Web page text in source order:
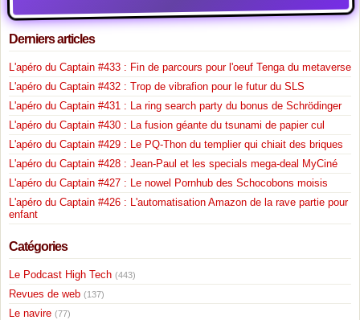
Derniers articles
L'apéro du Captain #433 : Fin de parcours pour l'oeuf Tenga du metaverse
L'apéro du Captain #432 : Trop de vibrafion pour le futur du SLS
L'apéro du Captain #431 : La ring search party du bonus de Schrödinger
L'apéro du Captain #430 : La fusion géante du tsunami de papier cul
L'apéro du Captain #429 : Le PQ-Thon du templier qui chiait des briques
L'apéro du Captain #428 : Jean-Paul et les specials mega-deal MyCiné
L'apéro du Captain #427 : Le nowel Pornhub des Schocobons moisis
L'apéro du Captain #426 : L'automatisation Amazon de la rave partie pour
enfant
Catégories
Le Podcast High Tech (443)
Revues de web (137)
Le navire (77)